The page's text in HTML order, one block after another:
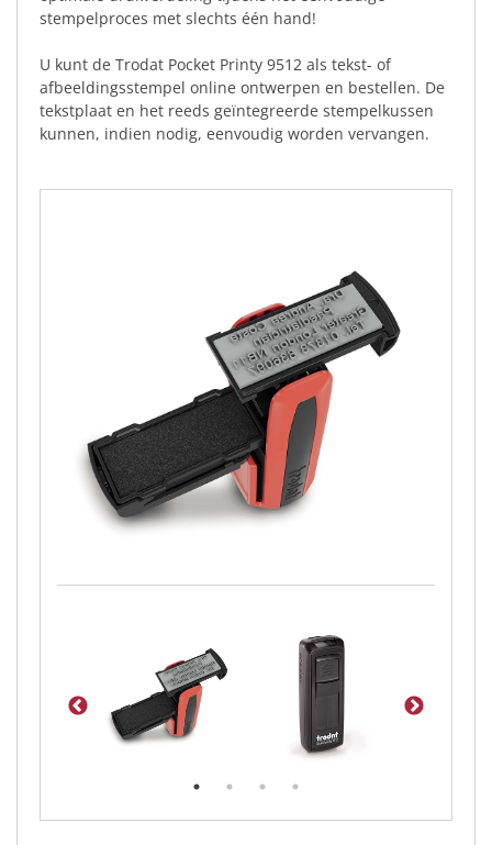
stempelproces met slechts één hand!
U kunt de Trodat Pocket Printy 9512 als tekst- of
afbeeldingsstempel online ontwerpen en bestellen. De
tekstplaat en het reeds geïntegreerde stempelkussen
kunnen, indien nodig, eenvoudig worden vervangen.